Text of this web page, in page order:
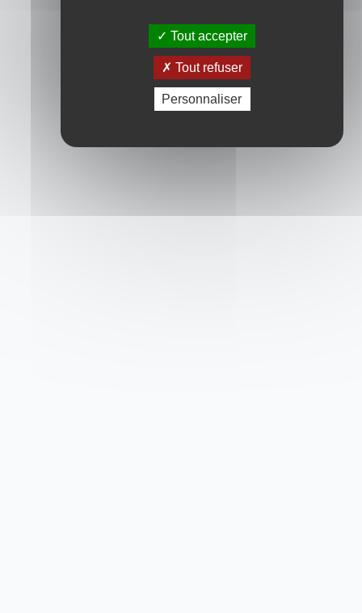
Tout accepter
Tout refuser
Personnaliser